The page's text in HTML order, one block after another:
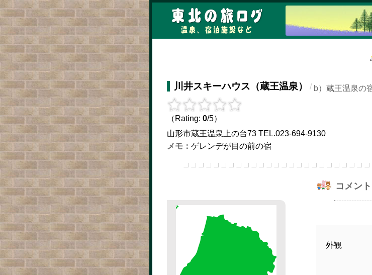
川井スキーハウス（蔵王温泉） / b）蔵王温泉の
（Rating: 0/5）
山形市蔵王温泉上の台73 TEL.023-694-9130
ゲレンデが目の前の宿
コメント
外観